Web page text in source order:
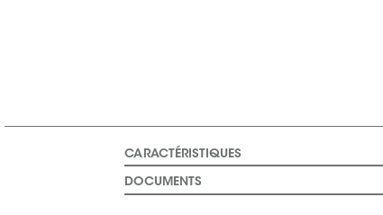
CARACTÉRISTIQUES
DOCUMENTS